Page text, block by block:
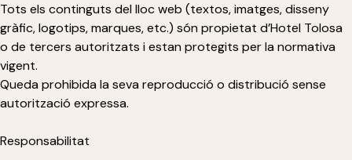
Tots els continguts del lloc web (textos, imatges, disseny
gràfic, logotips, marques, etc.) són propietat d’Hotel Tolosa
o de tercers autoritzats i estan protegits per la normativa
vigent.
Queda prohibida la seva reproducció o distribució sense
autorització expressa.
Responsabilitat